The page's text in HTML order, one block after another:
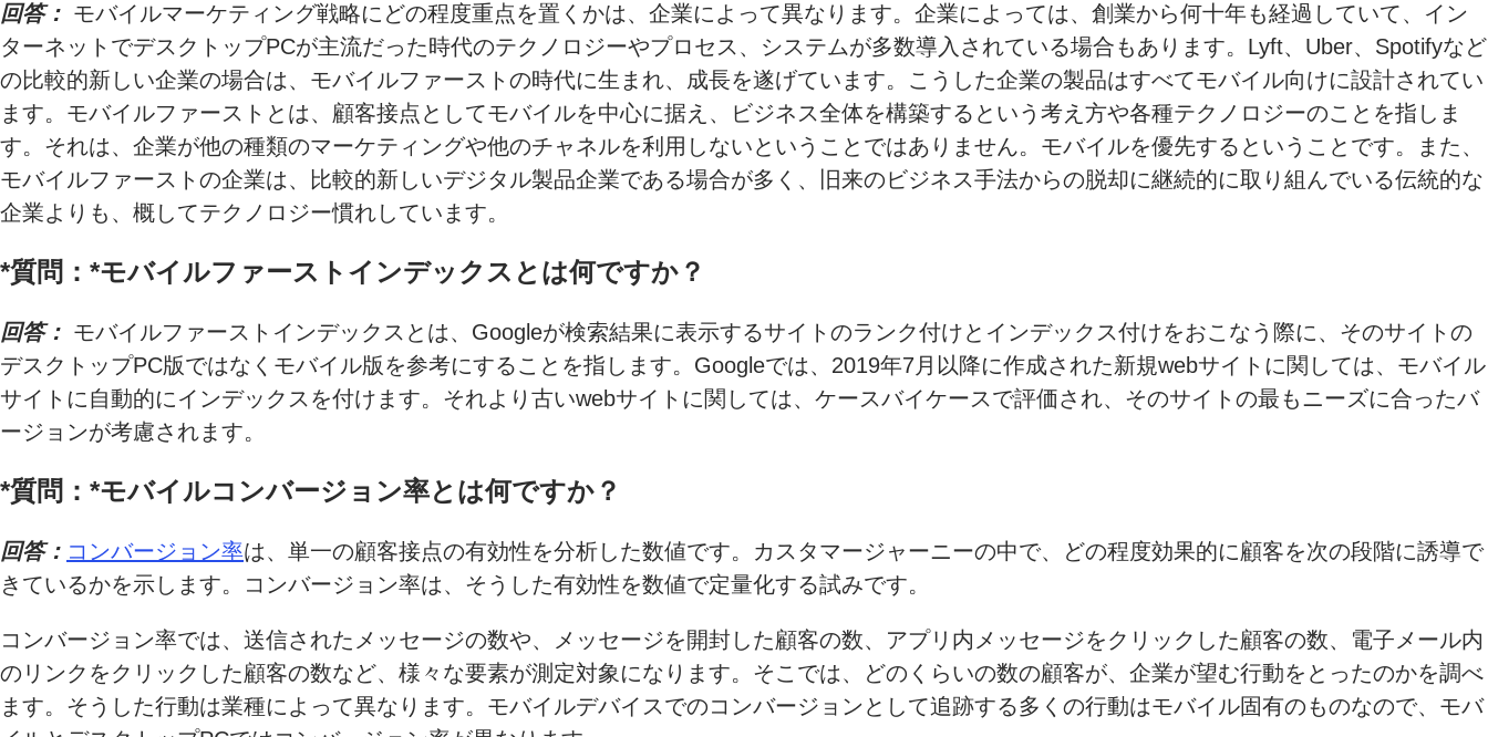
回答： モバイルマーケティング戦略にどの程度重点を置くかは、企業によって異なります。企業によっては、創業から何十年も経過していて、イン
ターネットでデスクトップPCが主流だった時代のテクノロジーやプロセス、システムが多数導入されている場合もあります。Lyft、Uber、Spotifyなど
の比較的新しい企業の場合は、モバイルファーストの時代に生まれ、成長を遂げています。こうした企業の製品はすべてモバイル向けに設計されてい
ます。モバイルファーストとは、顧客接点としてモバイルを中心に据え、ビジネス全体を構築するという考え方や各種テクノロジーのことを指しま
す。それは、企業が他の種類のマーケティングや他のチャネルを利用しないということではありません。モバイルを優先するということです。また、
モバイルファーストの企業は、比較的新しいデジタル製品企業である場合が多く、旧来のビジネス手法からの脱却に継続的に取り組んでいる伝統的な
企業よりも、概してテクノロジー慣れしています。
*質問：*モバイルファーストインデックスとは何ですか ？
回答： モバイルファーストインデックスとは、Googleが検索結果に表示するサイトのランク付けとインデックス付けをおこなう際に、そのサイトの
デスクトップPC版ではなくモバイル版を参考にすることを指します。Googleでは、2019年7月以降に作成された新規webサイトに関しては、モバイル
サイトに自動的にインデックスを付けます。それより古いwebサイトに関しては、ケースバイケースで評価され、そのサイトの最もニーズに合ったバ
ージョンが考慮されます。
*質問：*モバイルコンバージョン率とは何ですか ？
回答： コンバージョン率は、単一の顧客接点の有効性を分析した数値です。カスタマージャーニーの中で、どの程度効果的に顧客を次の段階に誘導で
きているかを示します。コンバージョン率は、そうした有効性を数値で定量化する試みです。
コンバージョン率では、送信されたメッセージの数や、メッセージを開封した顧客の数、アプリ内メッセージをクリックした顧客の数、電子メール内
のリンクをクリックした顧客の数など、様々な要素が測定対象になります。そこでは、どのくらいの数の顧客が、企業が望む行動をとったのかを調べ
ます。そうした行動は業種によって異なります。モバイルデバイスでのコンバージョンとして追跡する多くの行動はモバイル固有のものなので、モバ